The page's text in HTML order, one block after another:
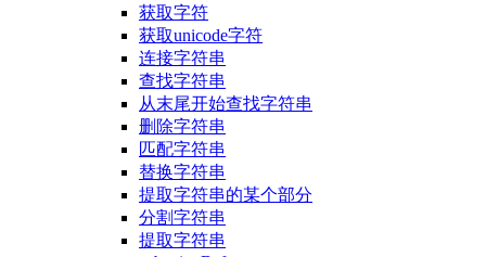
获取字符
获取unicode字符
连接字符串
查找字符串
从末尾开始查找字符串
删除字符串
匹配字符串
替换字符串
提取字符串的某个部分
分割字符串
提取字符串